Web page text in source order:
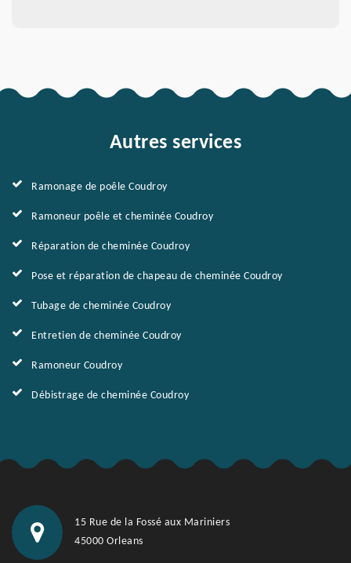
Autres services
Ramonage de poêle Coudroy
Ramoneur poêle et cheminée Coudroy
Réparation de cheminée Coudroy
Pose et réparation de chapeau de cheminée Coudroy
Tubage de cheminée Coudroy
Entretien de cheminée Coudroy
Ramoneur Coudroy
Débistrage de cheminée Coudroy
15 Rue de la Fossé aux Mariniers
45000 Orleans